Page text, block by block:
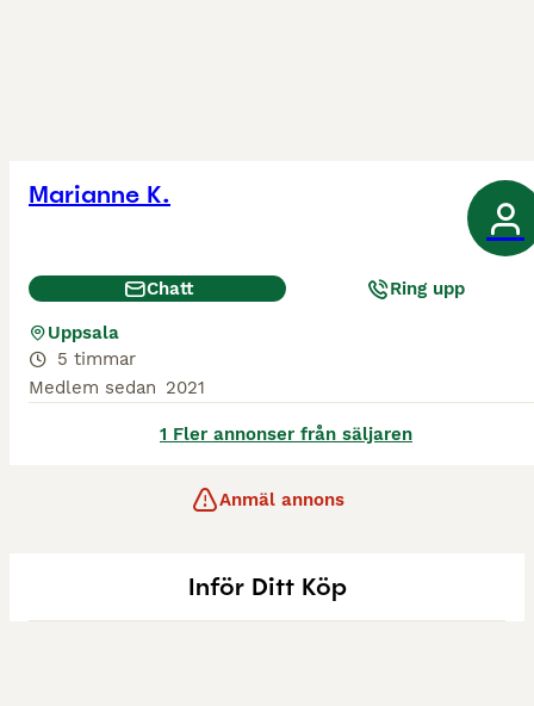
Marianne K.
Chatt Ring upp
Uppsala
5 timmar
Medlem sedan 2021
1 Fler annonser från säljaren
Anmäl annons
Inför Ditt Köp